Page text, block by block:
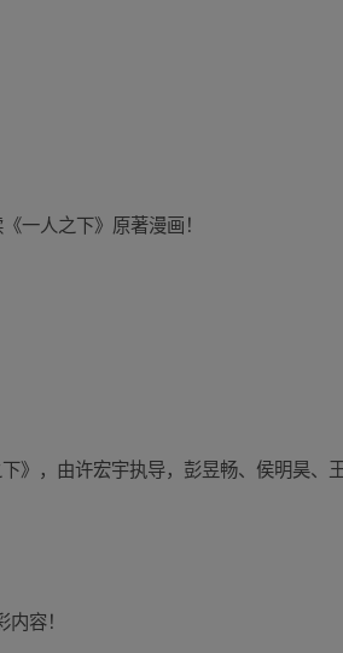
一人之下》原著漫画！
》，由许宏宇执导，彭昱畅、侯明昊、
容！